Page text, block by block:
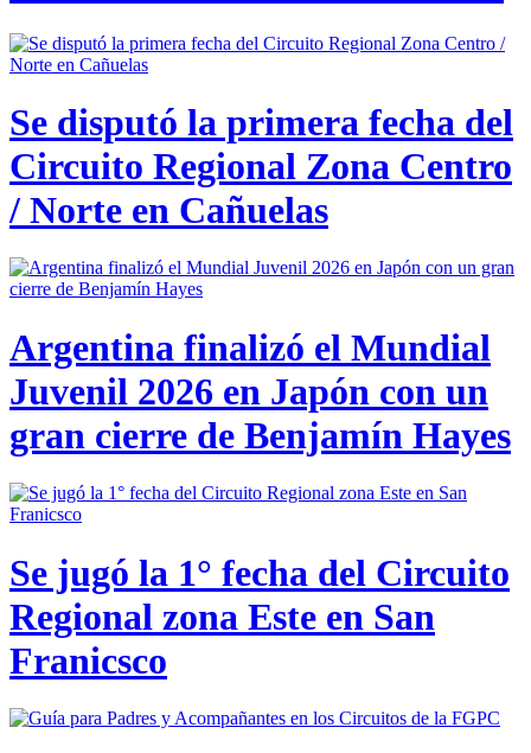
Se disputó la primera fecha del
Circuito Regional Zona Centro
/ Norte en Cañuelas
Argentina finalizó el Mundial
Juvenil 2026 en Japón con un
gran cierre de Benjamín Hayes
Se jugó la 1° fecha del Circuito
Regional zona Este en San
Franicsco